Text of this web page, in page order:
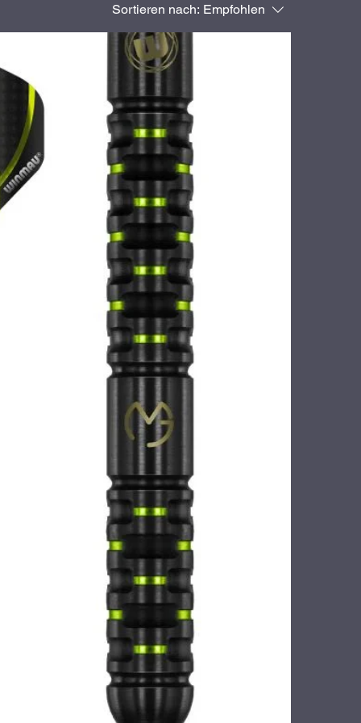
Sortieren nach: Empfohlen